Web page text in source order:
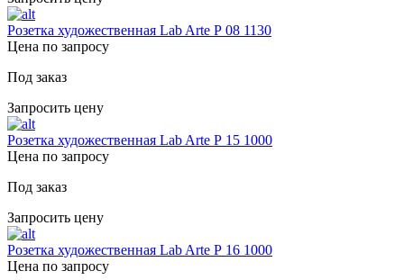
Розетка художественная Lab Arte Р 08 1130
Цена по запросу
Под заказ
Запросить цену
Розетка художественная Lab Arte Р 15 1000
Цена по запросу
Под заказ
Запросить цену
Розетка художественная Lab Arte Р 16 1000
Цена по запросу